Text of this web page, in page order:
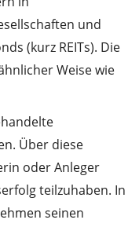
und
(kurz REITs). Die
Weise wie
Über diese
oder Anleger
teilzuhaben. In
seinen